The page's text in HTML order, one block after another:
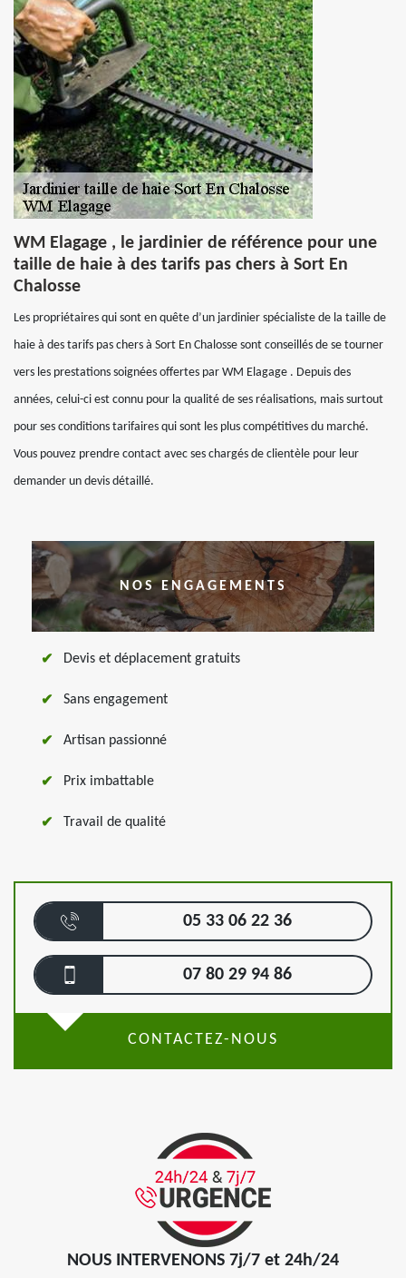
WM Elagage , le jardinier de référence pour une
taille de haie à des tarifs pas chers à Sort En
Chalosse
Les propriétaires qui sont en quête d’un jardinier spécialiste de la taille de
haie à des tarifs pas chers à Sort En Chalosse sont conseillés de se tourner
vers les prestations soignées offertes par WM Elagage . Depuis des
années, celui-ci est connu pour la qualité de ses réalisations, mais surtout
pour ses conditions tarifaires qui sont les plus compétitives du marché.
Vous pouvez prendre contact avec ses chargés de clientèle pour leur
demander un devis détaillé.
NOS ENGAGEMENTS
Devis et déplacement gratuits
Sans engagement
Artisan passionné
Prix imbattable
Travail de qualité
05 33 06 22 36
07 80 29 94 86
CONTACTEZ-NOUS
NOUS INTERVENONS 7j/7 et 24h/24